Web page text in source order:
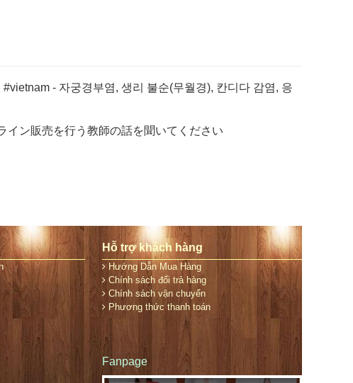
- 자궁경부염, 생리 불순(무월경), 칸디다 감염, 응
イン販売を行う教師の話を聞いてください
Hỗ trợ khách hàng
Hướng Dẫn Mua Hàng
Chính sách đổi trả hàng
Chính sách vận chuyển
Phương thức thanh toán
Fanpage